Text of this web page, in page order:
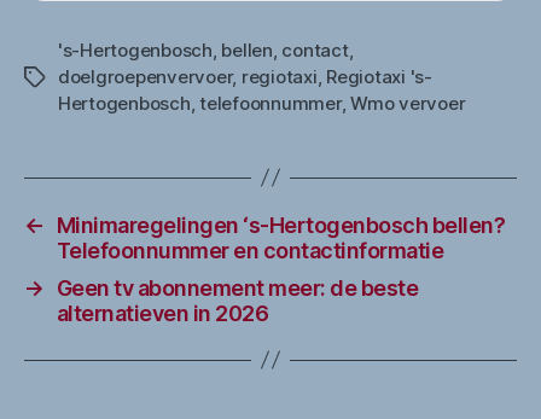
Tags
's-Hertogenbosch bellen contact,
doelgroepenvervoer, regiotaxi Regiotaxi 's-
Hertogenbosch ,telefoonnummer,Wmo vervoer
←
Minimaregelingen ‘s-Hertogenbosch bellen?
Telefoonnummer en contactinformatie
→
Geen tv abonnement meer: de beste
alternatieven in 2026